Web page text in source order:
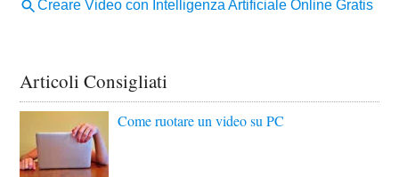
Articoli Consigliati
Come ruotare un video su PC